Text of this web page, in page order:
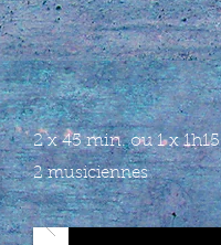
2 x 45 min. ou 1 x 1h15
2 musiciennes